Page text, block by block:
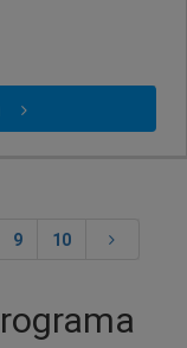
9 10